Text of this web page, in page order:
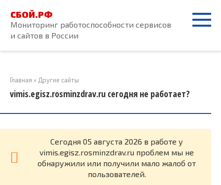
контенту
СБОЙ.РФ
Мониторинг работоспособности сервисов
и сайтов в России
Главная » Другие сайты
vimis.egisz.rosminzdrav.ru сегодня не работает?
Cегодня 05 августа 2026 в работе у
vimis.egisz.rosminzdrav.ru проблем мы не
обнаружили или получили мало жалоб от
пользователей.